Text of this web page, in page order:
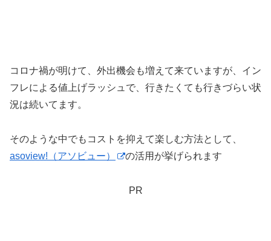
コロナ禍が明けて、外出機会も増えて来ていますが、イン
フレによる値上げラッシュで、行きたくても行きづらい状
況は続いてます。
そのような中でもコストを抑えて楽しむ方法として、
asoview!（アソビュー）
の活用が挙げられます
PR